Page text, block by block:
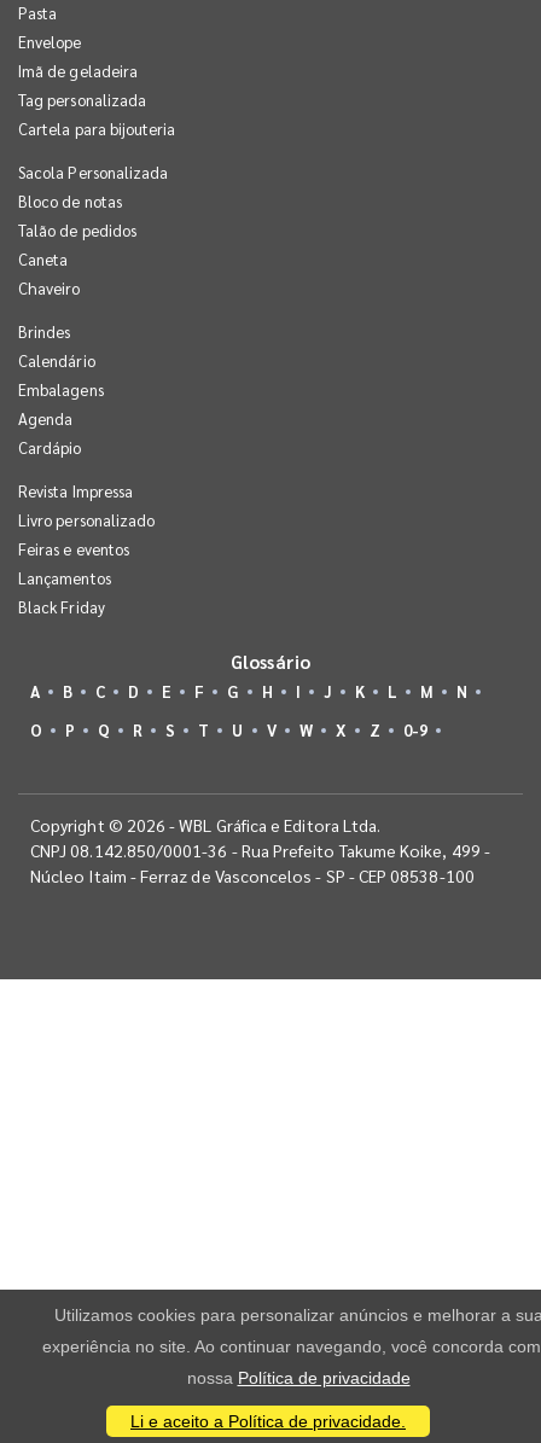
Pasta
Envelope
Imã de geladeira
Tag personalizada
Cartela para bijouteria
Sacola Personalizada
Bloco de notas
Talão de pedidos
Caneta
Chaveiro
Brindes
Calendário
Embalagens
Agenda
Cardápio
Revista Impressa
Livro personalizado
Feiras e eventos
Lançamentos
Black Friday
Glossário
A B C D E F G H I J K L M
N
O
P Q R S T U V W X Z 0-9
Copyright © 2026 - WBL Gráfica e Editora Ltda.
CNPJ 08.142.850/0001-36 - Rua Prefeito Takume Koike, 499 -
Núcleo Itaim - Ferraz de Vasconcelos - SP - CEP 08538-100
Utilizamos cookies para personalizar anúncios e melhorar a
experiência no site. Ao continuar navegando, você concorda
nossa Política de privacidade
Li e aceito a Política de privacidade.